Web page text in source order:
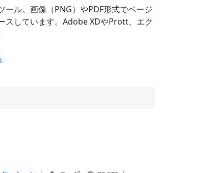
ル。画像（PNG）やPDF形式でページ
スしています。Adobe XDやPrott、エク